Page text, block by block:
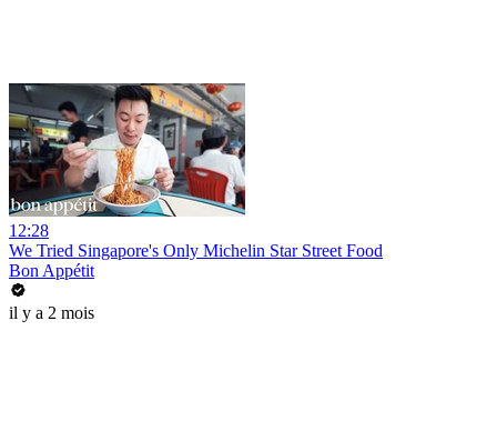
12:28
We Tried Singapore's Only Michelin Star Street Food
Bon Appétit
il y a 2 mois